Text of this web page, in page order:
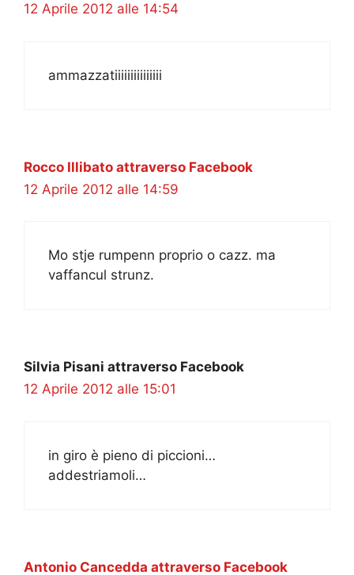
12 Aprile 2012 alle 14:54
ammazzatiiiiiiiiiiiiiii
Rocco Illibato attraverso Facebook
12 Aprile 2012 alle 14:59
Mo stje rumpenn proprio o cazz. ma
vaffancul strunz.
Silvia Pisani attraverso Facebook
12 Aprile 2012 alle 15:01
in giro è pieno di piccioni…
addestriamoli…
Antonio Cancedda attraverso Facebook